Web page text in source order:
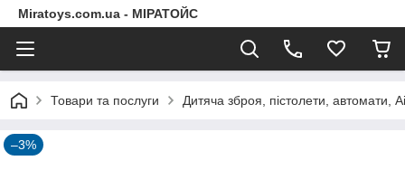
Miratoys.com.ua - МІРАТОЙС
Товари та послуги Дитяча зброя, пістолети, автомати,
–3%